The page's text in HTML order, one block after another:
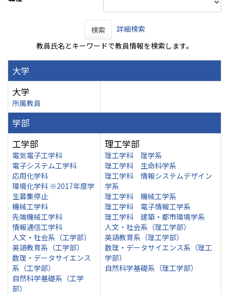
検索
詳細検索
教員氏名とキーワードで教員情報を検索します。
大学
大学
所属教員
学部
工学部
電気電子工学科
電子システム工学科
応用化学科
環境化学科 ※2017年度学
生募集停止
機械工学科
先端機械工学科
情報通信工学科
人文・社会系（工学部）
英語教育系（工学部）
数理・データサイエンス
系（工学部）
自然科学基礎系（工学
部）
理工学部
理工学科 理学系
理工学科 生命科学系
理工学科 情報システムデザイン
学系
理工学科 機械工学系
理工学科 電子情報工学系
理工学科 建築・都市環境学系
人文・社会系（理工学部）
英語教育系（理工学部）
数理・データサイエンス系（理工
学部）
自然科学基礎系（理工学部）